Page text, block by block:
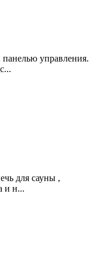
панелью управления.
для сауны ,
и н...